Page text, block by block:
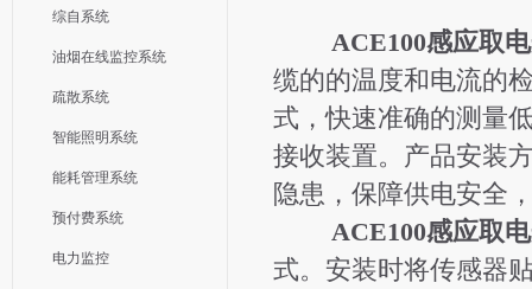
综自系统
油烟在线监控系统
疏散系统
智能照明系统
能耗管理系统
预付费系统
电力监控
ACE100感应取
缆的的温度和电流的
式，快速准确的测量
接收装置。产品安装
隐患，保障供电安全
ACE100感应取
式。安装时将传感器